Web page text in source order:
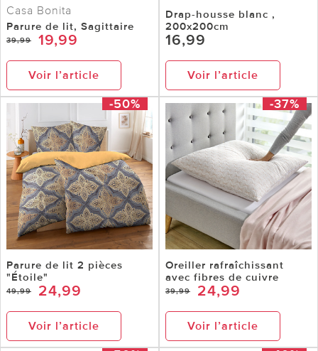
Casa Bonita
Parure de lit, Sagittaire
39,99 19,99
Voir l’article
Drap-housse blanc ,
200x200cm
16,99
Voir l’article
-50%
Parure de lit 2 pièces
"Étoile"
49,99 24,99
Voir l’article
-37%
Oreiller rafraîchissant
avec fibres de cuivre
39,99 24,99
Voir l’article